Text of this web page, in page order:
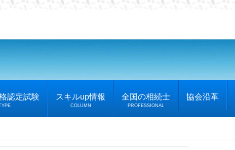
認定試験 スキルup情報
COLUMN
全国の相続士
PROFESSIONAL
協会沿革